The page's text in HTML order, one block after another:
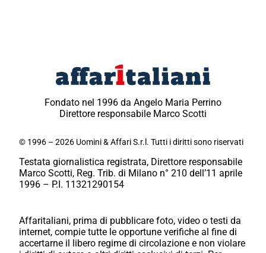
Fondato nel 1996 da Angelo Maria Perrino
Direttore responsabile Marco Scotti
© 1996 – 2026 Uomini & Affari S.r.l. Tutti i diritti sono riservati
Testata giornalistica registrata, Direttore responsabile
Marco Scotti, Reg. Trib. di Milano n° 210 dell’11 aprile
1996 – P.I. 11321290154
Affaritaliani, prima di pubblicare foto, video o testi da
internet, compie tutte le opportune verifiche al fine di
accertarne il libero regime di circolazione e non violare